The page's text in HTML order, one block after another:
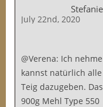
Stefanie
July 22nd, 2020
@Verena: Ich
kannst natürlich
Teig dazugeben.
900g Mehl Type 550